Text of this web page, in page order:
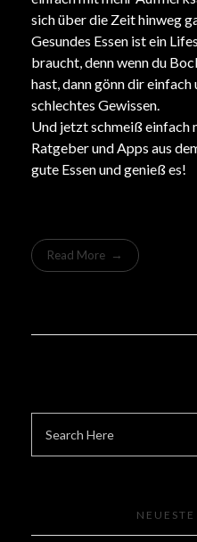
sich über die Zeit hinweg
Gesundes Essen ist ein
braucht, denn wenn du
hast, dann gönn dir einfach
schlechtes Gewissen.
Und jetzt schmeiß einfach
Ratgeber und Apps aus
gute Essen und genieß es!
Read More